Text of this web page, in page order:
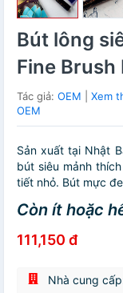
Bút lông
Fine Brush
Tác giả: OEM
Xem
OEM
Sản xuất tại Nhật
bút siêu mảnh
tiết nhỏ. Bút mực
Còn ít hoặc
111,150 đ
Nhà cung